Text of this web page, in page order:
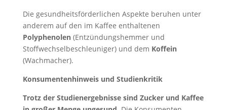
Die gesundheitsförderlichen Aspekte beruhen unter
anderem auf den im Kaffee enthaltenen
Polyphenolen (Entzündungshemmer und
Stoffwechselbeschleuniger) und dem Koffein
(Wachmacher).
Konsumentenhinweis und Studienkritik
Trotz der Studienergebnisse sind Zucker und Kaffee